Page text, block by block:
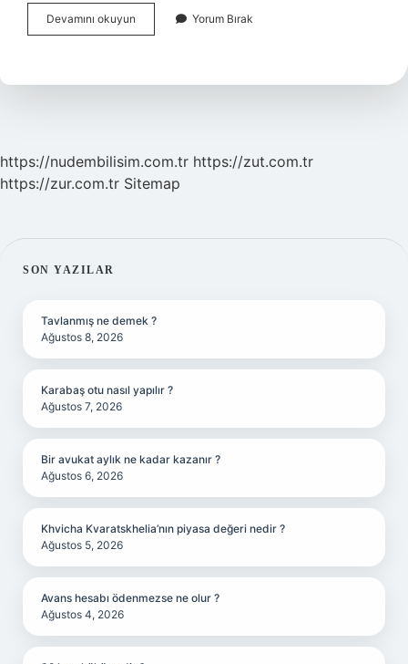
Devamını okuyun
Göbek
Yorum Bırak
https://nudembilisim.com.tr https://zut.com.tr
https://zur.com.tr Sitemap
SIDEBAR
SON YAZILAR
Tavlanmış ne demek ?
Ağustos 8, 2026
Karabaş otu nasıl yapılır ?
Ağustos 7, 2026
Bir avukat aylık ne kadar kazanır ?
Ağustos 6, 2026
Khvicha Kvaratskhelia’nın piyasa değeri nedir ?
Ağustos 5, 2026
Avans hesabı ödenmezse ne olur ?
Ağustos 4, 2026